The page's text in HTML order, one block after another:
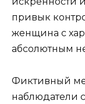
привык
женщина с
абсолютным
Фиктивный
наблюдатели